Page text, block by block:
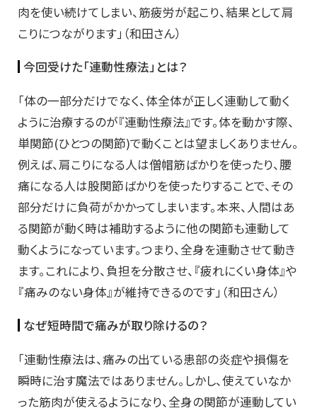
肉を使い続けてしまい、筋疲労が起こり、結果として肩
こりにつながります」（和田さん）
今回受けた「連動性療法」とは？
「体の一部分だけでなく、体全体が正しく連動して動く
ように治療するのが『連動性療法』です。体を動かす際、
単関節(ひとつの関節)で動くことは望ましくありません。
例えば、肩こりになる人は僧帽筋ばかりを使ったり、腰
痛になる人は股関節ばかりを使ったりすることで、その
部分だけに負荷がかかってしまいます。本来、人間はあ
る関節が動く時は補助するように他の関節も連動して
動くようになっています。つまり、全身を連動させて動き
ます。これにより、負担を分散させ、『疲れにくい身体』や
『痛みのない身体』が維持できるのです」（和田さん）
なぜ短時間で痛みが取り除けるの？
「連動性療法は、痛みの出ている患部の炎症や損傷を
瞬時に治す魔法ではありません。しかし、使えていなか
った筋肉が使えるようになり、全身の関節が連動してい